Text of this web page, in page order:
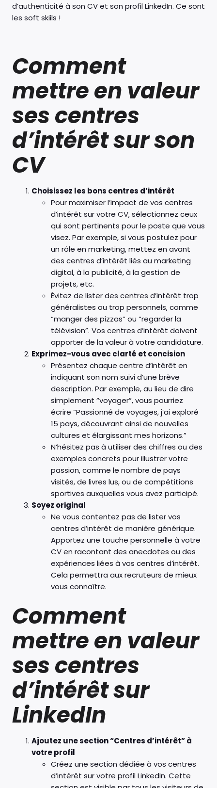
d’authenticité à son CV et son profil LinkedIn. Ce sont
les soft skiils !
Comment
mettre en valeur
ses centres
d’intérêt sur son
CV
Choisissez les bons centres d’intérêt
Pour maximiser l’impact de vos centres
d’intérêt sur votre CV, sélectionnez ceux
qui sont pertinents pour le poste que vous
visez. Par exemple, si vous postulez pour
un rôle en marketing, mettez en avant
des centres d’intérêt liés au marketing
digital, à la publicité, à la gestion de
projets, etc.
Évitez de lister des centres d’intérêt trop
généralistes ou trop personnels, comme
“manger des pizzas” ou “regarder la
télévision”. Vos centres d’intérêt doivent
apporter de la valeur à votre candidature.
Exprimez-vous avec clarté et concision
Présentez chaque centre d’intérêt en
indiquant son nom suivi d’une brève
description. Par exemple, au lieu de dire
simplement “voyager”, vous pourriez
écrire “Passionné de voyages, j’ai exploré
15 pays, découvrant ainsi de nouvelles
cultures et élargissant mes horizons.”
N’hésitez pas à utiliser des chiffres ou des
exemples concrets pour illustrer votre
passion, comme le nombre de pays
visités, de livres lus, ou de compétitions
sportives auxquelles vous avez participé.
Soyez original
Ne vous contentez pas de lister vos
centres d’intérêt de manière générique.
Apportez une touche personnelle à votre
CV en racontant des anecdotes ou des
expériences liées à vos centres d’intérêt.
Cela permettra aux recruteurs de mieux
vous connaître.
Comment
mettre en valeur
ses centres
d’intérêt sur
LinkedIn
Ajoutez une section “Centres d’intérêt” à
votre profil
Créez une section dédiée à vos centres
d’intérêt sur votre profil LinkedIn. Cette